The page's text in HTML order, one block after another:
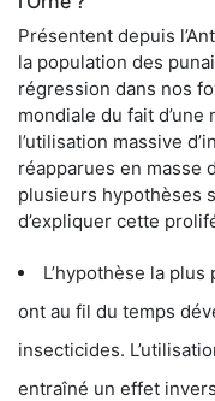
Présentent depuis
la population des
régression dans nos
mondiale du fait
l’utilisation massive
réapparues en masse
plusieurs hypothèses
d’expliquer cette
L’hypothèse la
ont au fil du temps
insecticides.
entraîné un effet